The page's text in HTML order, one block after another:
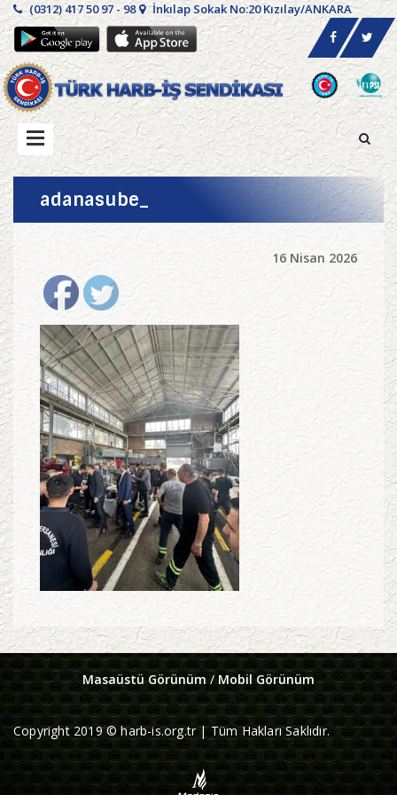
(0312) 417 50 97 - 98 İnkılap Sokak No:20 Kızılay/ANKARA
adanasube_
16 Nisan 2026
Masaüstü Görünüm/ Mobil Görünüm
Copyright 2019 © harb-is.org.tr | Tüm Hakları Saklıdır.